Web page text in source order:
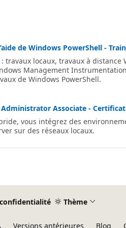
de Windows PowerShell -
locaux, travaux à distance
Management
de Windows PowerShell.
Associate -
vous intégrez des
sur des réseaux locaux.
Thème
Versions antérieures Blog